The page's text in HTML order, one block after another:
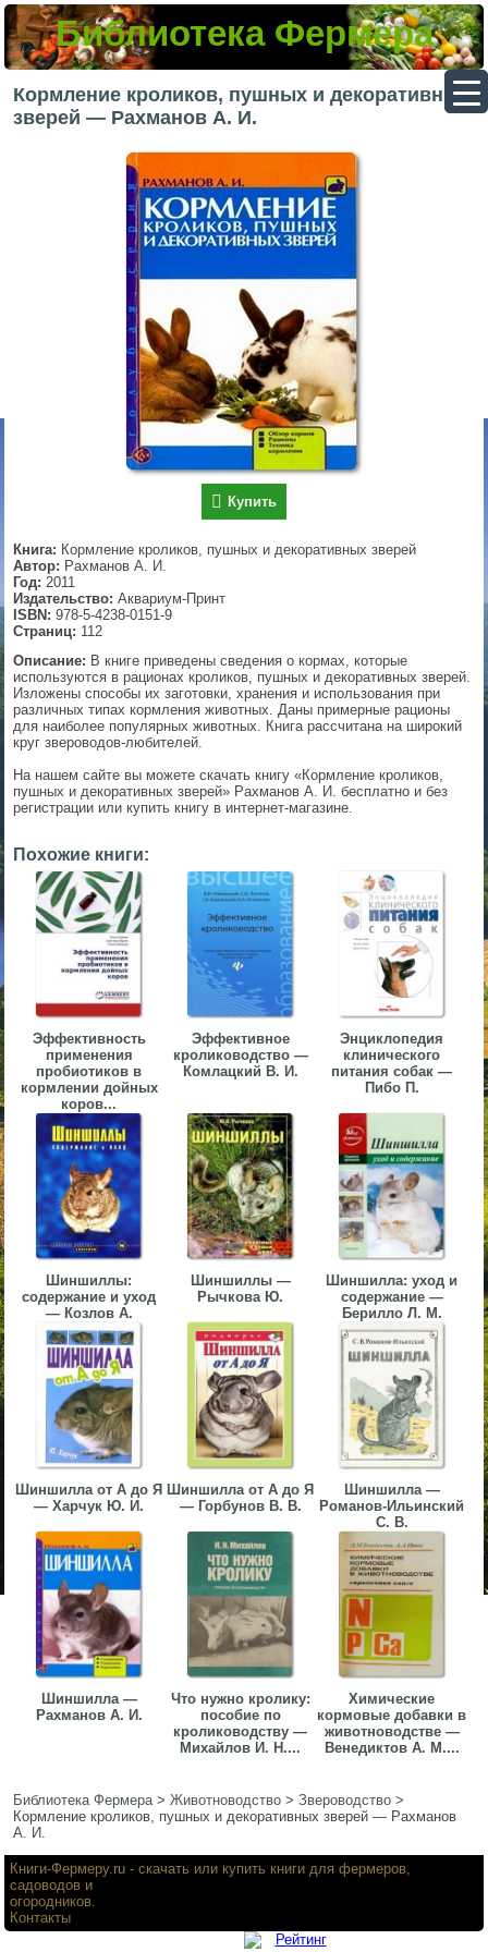
Библиотека Фермера
Кормление кроликов, пушных и декоративных
зверей — Рахманов А. И.
Купить
Книга: Кормление кроликов, пушных и декоративных зверей
Автор: Рахманов А. И.
Год: 2011
Издательство: Аквариум-Принт
ISBN: 978-5-4238-0151-9
Страниц: 112
Описание: В книге приведены сведения о кормах, которые
используются в рационах кроликов, пушных и декоративных зверей.
Изложены способы их заготовки, хранения и использования при
различных типах кормления животных. Даны примерные рационы
для наиболее популярных животных. Книга рассчитана на широкий
круг звероводов-любителей.
На нашем сайте вы можете скачать книгу «Кормление кроликов,
пушных и декоративных зверей» Рахманов А. И. бесплатно и без
регистрации или купить книгу в интернет-магазине.
Похожие книги:
Эффективность
применения
пробиотиков в
кормлении дойных
коров...
Эффективное
кролиководство —
Комлацкий В. И.
Энциклопедия
клинического
питания собак —
Пибо П.
Шиншиллы:
содержание и уход
— Козлов А.
Шиншиллы —
Рычкова Ю.
Шиншилла: уход и
содержание —
Берилло Л. М.
Шиншилла от А до Я
— Харчук Ю. И.
Шиншилла от А до Я
— Горбунов В. В.
Шиншилла —
Романов-Ильинский
С. В.
Шиншилла —
Рахманов А. И.
Что нужно кролику:
пособие по
кролиководству —
Михайлов И. Н....
Химические
кормовые добавки в
животноводстве —
Венедиктов А. М....
Библиотека Фермера>Животноводство >Звероводство >
Кормление кроликов, пушных и декоративных зверей — Рахманов
А. И.
▼
▼
▼
▼
▼
▼
▼
Книги-Фермеру.ru - скачать или купить книги для фермеров,
садоводов и
огородников.
Контакты